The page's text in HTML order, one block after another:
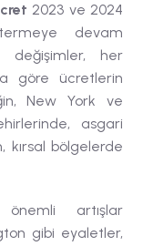
2023 ve 2024
devam
değişimler, her
göre ücretlerin
New York ve
asgari
kırsal bölgelerde
önemli artışlar
gibi eyaletler,